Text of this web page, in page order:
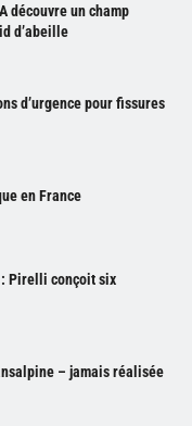
découvre un champ
d’abeille
d’urgence pour fissures
en France
Pirelli conçoit six
– jamais réalisée